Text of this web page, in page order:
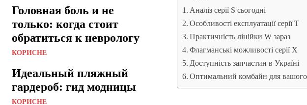
Головная боль и не
только: когда стоит
обратиться к неврологу
КОРИСНЕ
Идеальный пляжный
гардероб: гид модницы
КОРИСНЕ
Аналіз серії S сьогодні
Особливості експлуатації серії T
Практичність лінійки W зараз
Флагманські можливості серії X
Доступність запчастин в Україні
Оптимальний комбайн для вашого